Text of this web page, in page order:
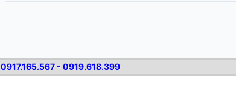
0917.165.567 - 0919.618.399